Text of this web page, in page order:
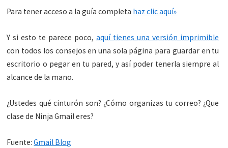
Para tener acceso a la guía completa haz clic aquí»
Y si esto te parece poco,aquí tienes una versión imprimible
con todos los consejos en una sola página para guardar en tu
escritorio o pegar en tu pared, y así poder tenerla siempre al
alcance de la mano.
¿Ustedes qué cinturón son? ¿Cómo organizas tu correo? ¿Que
clase de Ninja Gmail eres?
Fuente:Gmail Blog